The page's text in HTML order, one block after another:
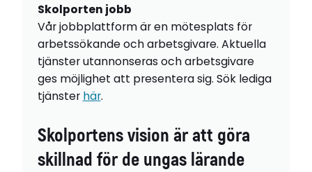
Skolporten jobb
Vår jobbplattform är en mötesplats för
arbetssökande och arbetsgivare. Aktuella
tjänster utannonseras och arbetsgivare
ges möjlighet att presentera sig. Sök lediga
tjänster här.
Skolportens vision är att göra
skillnad för de ungas lärande